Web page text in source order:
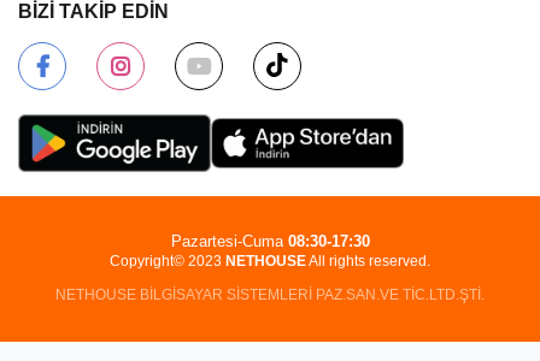
BİZİ TAKİP EDİN
Copyright© 2023 NETHOUSEAll rights reserved.
NETHOUSE BİLGİSAYAR SİSTEMLERİ PAZ.SAN.VE TİC.LTD.ŞTİ.
Pazartesi-Cuma 08:30-17:30